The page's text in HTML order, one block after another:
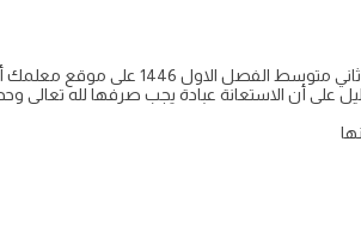
موضعا آخر تشرع فيه الاستعاذة بالله
على أن الاستعانة عبادة يجب صرفها لله تعالى